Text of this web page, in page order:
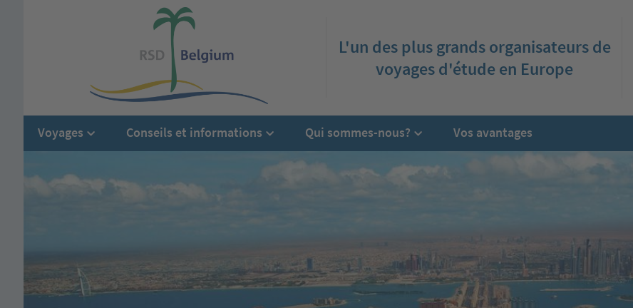
L'un des plus grands organisateurs de
voyages d'étude en Europe
Voyages Conseils et informations Qui sommes-nous? Vos avantages